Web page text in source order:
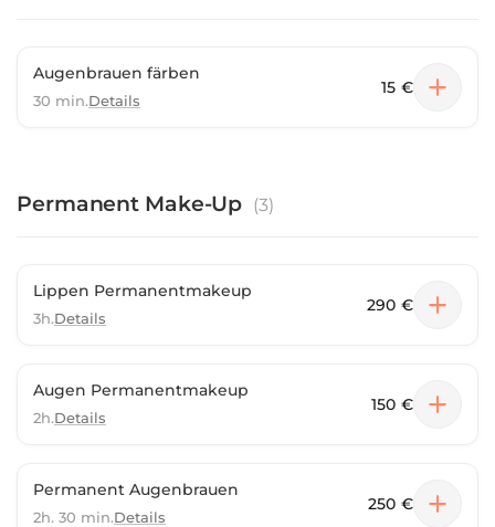
Augenbrauen färben
30 min.Details
15 €
Permanent Make-Up (3)
Lippen Permanentmakeup
3h.Details
290 €
Augen Permanentmakeup
2h.Details
150 €
Permanent Augenbrauen
2h. 30 min.Details
250 €